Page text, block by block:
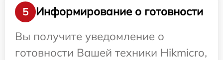
5
Информирование о готовности
Вы получите уведомление о
готовности Вашей техники Hikmicro,